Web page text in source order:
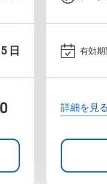
日 有効期
詳細を見る